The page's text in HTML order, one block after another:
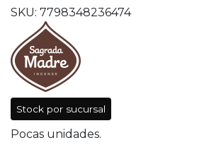
SKU: 7798348236474
Stock por sucursal
Pocas unidades.